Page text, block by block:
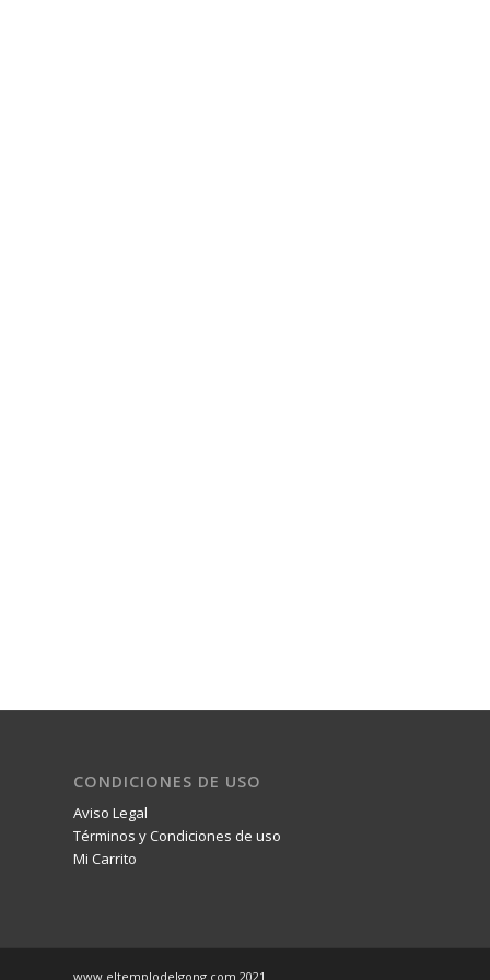
CONDICIONES DE USO
Aviso Legal
Términos y Condiciones de uso
Mi Carrito
www.eltemplodelgong.com 2021